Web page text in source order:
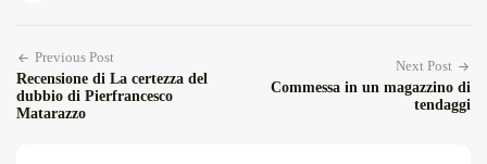
Previous Post
Recensione di La certezza del
dubbio di Pierfrancesco
Matarazzo
Next Post
Commessa in un magazzino di
tendaggi